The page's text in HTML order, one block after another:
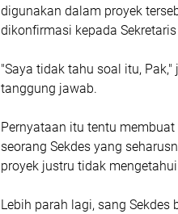
digunakan dalam proyek
dikonfirmasi kepada
"Saya tidak tahu soal itu,
tanggung jawab.
Pernyataan itu tentu
seorang Sekdes yang
proyek justru tidak
Lebih parah lagi, sang